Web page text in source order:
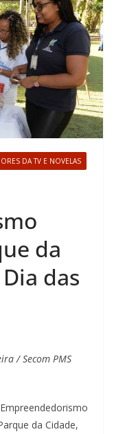
DA TV E NOVELAS
da
das
/ Secom PMS
da Cidade,